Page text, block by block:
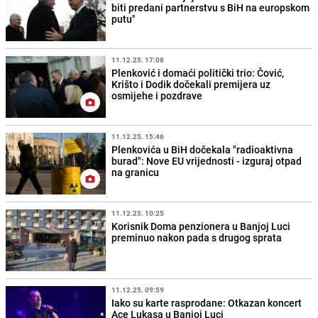
biti predani partnerstvu s BiH na europskom
putu"
11.12.25. 17:08
Plenković i domaći politički trio: Čović,
Krišto i Dodik dočekali premijera uz
osmijehe i pozdrave
11.12.25. 15:46
Plenkovića u BiH dočekala "radioaktivna
burad": Nove EU vrijednosti - izguraj otpad
na granicu
11.12.25. 10:25
Korisnik Doma penzionera u Banjoj Luci
preminuo nakon pada s drugog sprata
11.12.25. 09:59
Iako su karte rasprodane: Otkazan koncert
Ace Lukasa u Banjoj Luci